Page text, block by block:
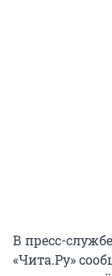
В пресс-
«Чита.Ру»